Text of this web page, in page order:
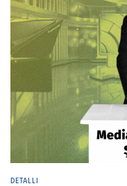
DETALLI